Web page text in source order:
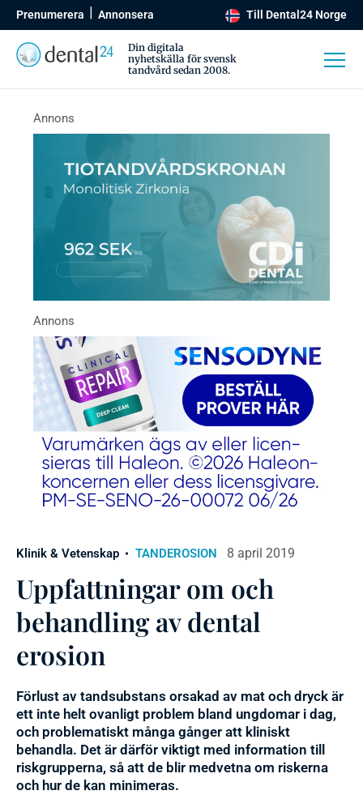
Prenumerera Annonsera Till Dental24 Norge
Din digitala
nyhetskälla för svensk
tandvård sedan 2008.
Klinik & Vetenskap TANDEROSION 8 april 2019
Uppfattningar om och
behandling av dental
erosion
Förlust av tandsubstans orsakad av mat och dryck är
ett inte helt ovanligt problem bland ungdomar i dag,
och problematiskt många gånger att kliniskt
behandla. Det är därför viktigt med information till
riskgrupperna, så att de blir medvetna om riskerna
och hur de kan minimeras.